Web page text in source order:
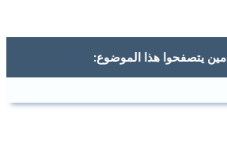
يتصفحوا هذا الموضوع: